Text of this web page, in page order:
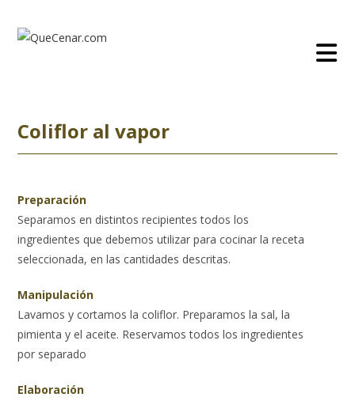
contenido
Coliflor al vapor
Preparación
Separamos en distintos recipientes todos los
ingredientes que debemos utilizar para cocinar la receta
seleccionada, en las cantidades descritas.
Manipulación
Lavamos y cortamos la coliflor. Preparamos la sal, la
pimienta y el aceite. Reservamos todos los ingredientes
por separado
Elaboración